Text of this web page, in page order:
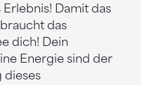
Damit das
das
dich! Dein
Energie sind der
dieses